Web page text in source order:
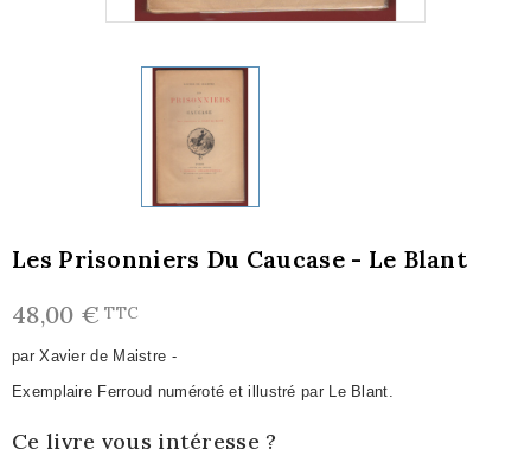
Les Prisonniers Du Caucase - Le Blant
48,00 € TTC
par Xavier de Maistre -
Exemplaire Ferroud numéroté et illustré par Le Blant.
Ce livre vous intéresse ?